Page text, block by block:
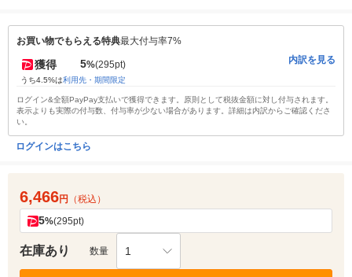
お買い物でもらえる特典最大付与率7%
獲得 5%(295pt)
うち4.5%は利用先・期間限定
内訳を見る
ログイン&全額PayPay支払いで獲得できます。原則として税抜金額に対し付与されます。
表示よりも実際の付与数、付与率が少ない場合があります。詳細は内訳からご確認くださ
い。
ログインはこちら
6,466円 （税込）
5%(295pt)
在庫あり 数量 1